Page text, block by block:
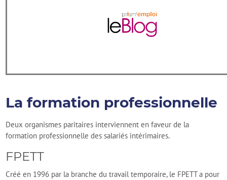
La formation professionnelle
Deux organismes paritaires interviennent en faveur de la
formation professionnelle des salariés intérimaires.
FPETT
Créé en 1996 par la branche du travail temporaire, le FPETT a pour